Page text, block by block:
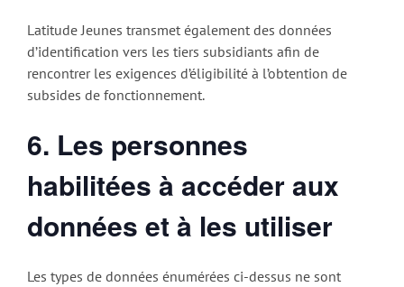
Latitude Jeunes transmet également des données
d’identification vers les tiers subsidiants afin de
rencontrer les exigences d’éligibilité à l’obtention de
subsides de fonctionnement.
6. Les personnes
habilitées à accéder aux
données et à les utiliser
Les types de données énumérées ci-dessus ne sont